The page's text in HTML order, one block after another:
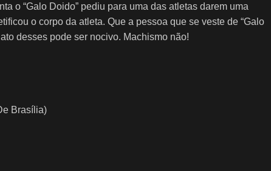
o “Galo Doido” pediu para uma das atletas darem uma
o corpo da atleta. Que a pessoa que se veste de “Galo
desses pode ser nocivo. Machismo não!
Brasília)